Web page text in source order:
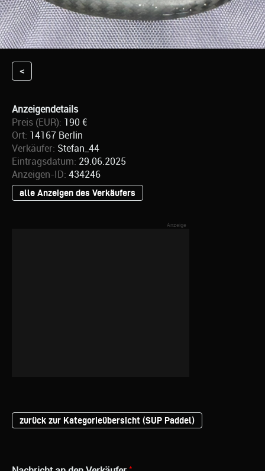
<
Anzeigendetails
Preis (EUR): 190 €
Ort: 14167 Berlin
Verkäufer: Stefan_44
Eintragsdatum: 29.06.2025
Anzeigen-ID: 434246
alle Anzeigen des Verkäufers
zurück zur Kategorieübersicht (SUP Paddel)
*